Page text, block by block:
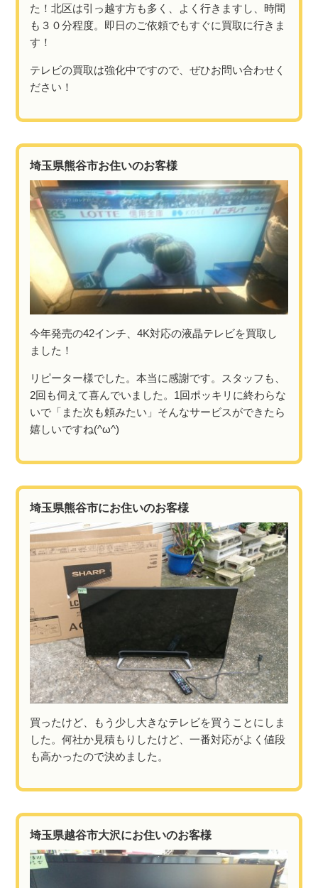
た！北区は引っ越す方も多く、よく行きますし、時間
も３０分程度。即日のご依頼でもすぐに買取に行きま
す！
テレビの買取は強化中ですので、ぜひお問い合わせく
ださい！
埼玉県熊谷市お住いのお客様
今年発売の42インチ、4K対応の液晶テレビを買取し
ました！
リピーター様でした。本当に感謝です。スタッフも、
2回も伺えて喜んでいました。1回ポッキリに終わらな
いで「また次も頼みたい」そんなサービスができたら
嬉しいですね(^ω^)
埼玉県熊谷市にお住いのお客様
買ったけど、もう少し大きなテレビを買うことにしま
した。何社か見積もりしたけど、一番対応がよく値段
も高かったので決めました。
埼玉県越谷市大沢にお住いのお客様